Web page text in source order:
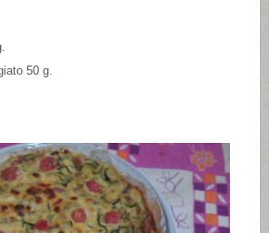
50 g.